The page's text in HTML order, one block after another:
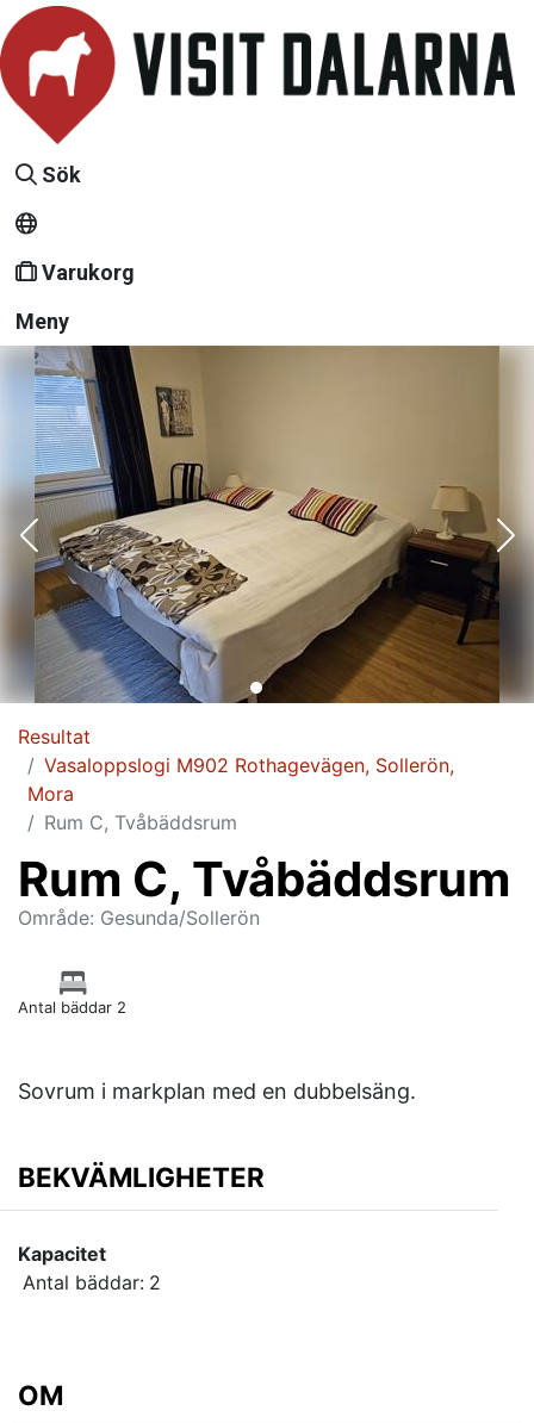
Sök
Varukorg
Meny
Resultat
Vasaloppslogi M902 Rothagevägen, Sollerön,
Mora
Rum C, Tvåbäddsrum
Rum C, Tvåbäddsrum
Område: Gesunda/Sollerön
Antal bäddar 2
Sovrum i markplan med en dubbelsäng.
BEKVÄMLIGHETER
Kapacitet
Antal bäddar: 2
OM